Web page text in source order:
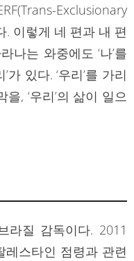
Exclusionary
. 이렇게 네 편과 내 편
나는 와중에도 ‘나’를
가 있다. ‘우리’를 가리
, ‘우리’의 삶이 일으
라질 감독이다. 2011
레스타인 점령과 관련